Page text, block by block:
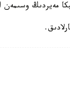
مەيردىڭ